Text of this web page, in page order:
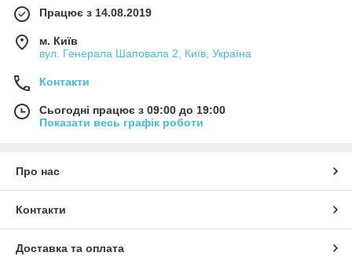
Працює з 14.08.2019
м. Київ
вул. Генерала Шаповала 2, Київ, Україна
Контакти
Сьогодні працює з 09:00 до 19:00
Показати весь графік роботи
Про нас
Контакти
Доставка та оплата